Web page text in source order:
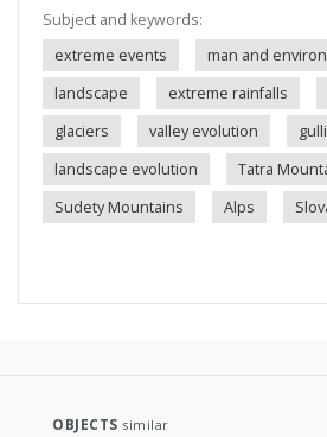
Subject and keywords:
extreme events
man and
landscape
extreme rainfalls
glaciers
valley evolution
landscape evolution
Tatra
Sudety Mountains
Alps
OBJECTS similar